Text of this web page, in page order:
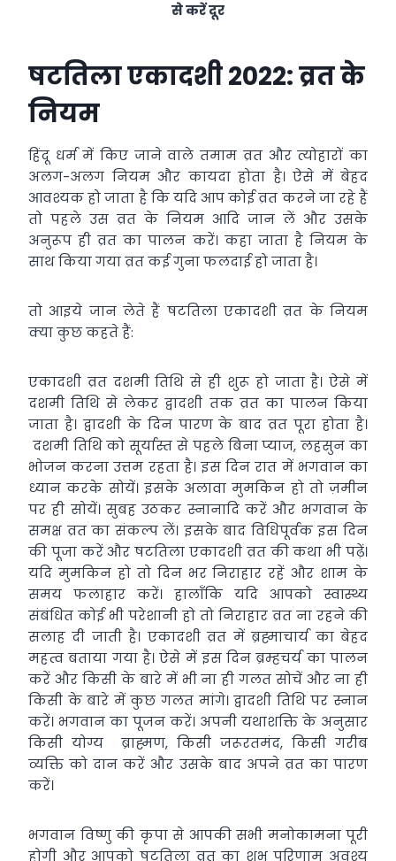
से करें दूर
षटतिला एकादशी 2022: व्रत के
नियम
हिंदू धर्म में किए जाने वाले तमाम व्रत और त्योहारों का
अलग-अलग नियम और कायदा होता है। ऐसे में बेहद
आवश्यक हो जाता है कि यदि आप कोई व्रत करने जा रहे हैं
तो पहले उस व्रत के नियम आदि जान लें और उसके
अनुरूप ही व्रत का पालन करें। कहा जाता है नियम के
साथ किया गया व्रत कई गुना फलदाई हो जाता है।
तो आइये जान लेते हैं षटतिला एकादशी व्रत के नियम
क्या कुछ कहते हैं:
एकादशी व्रत दशमी तिथि से ही शुरू हो जाता है। ऐसे में
दशमी तिथि से लेकर द्वादशी तक व्रत का पालन किया
जाता है। द्वादशी के दिन पारण के बाद व्रत पूरा होता है।
दशमी तिथि को सूर्यास्त से पहले बिना प्याज, लहसुन का
भोजन करना उत्तम रहता है। इस दिन रात में भगवान का
ध्यान करके सोयें। इसके अलावा मुमकिन हो तो ज़मीन
पर ही सोयें। सुबह उठकर स्नानादि करें और भगवान के
समक्ष व्रत का संकल्प लें। इसके बाद विधिपूर्वक इस दिन
की पूजा करें और षटतिला एकादशी व्रत की कथा भी पढ़ें।
यदि मुमकिन हो तो दिन भर निराहार रहें और शाम के
समय फलाहार करें। हालाँकि यदि आपको स्वास्थ्य
संबंधित कोई भी परेशानी हो तो निराहार व्रत ना रहने की
सलाह दी जाती है। एकादशी व्रत में ब्रह्माचार्य का बेहद
महत्व बताया गया है। ऐसे में इस दिन ब्रम्हचर्य का पालन
करें और किसी के बारे में भी ना ही गलत सोचें और ना ही
किसी के बारे में कुछ गलत मांगे। द्वादशी तिथि पर स्नान
करें। भगवान का पूजन करें। अपनी यथाशक्ति के अनुसार
किसी योग्य ब्राह्मण, किसी जरूरतमंद, किसी गरीब
व्यक्ति को दान करें और उसके बाद अपने व्रत का पारण
करें।
भगवान विष्णु की कृपा से आपकी सभी मनोकामना पूरी
होगी और आपको षटतिला व्रत का शुभ परिणाम अवश्य